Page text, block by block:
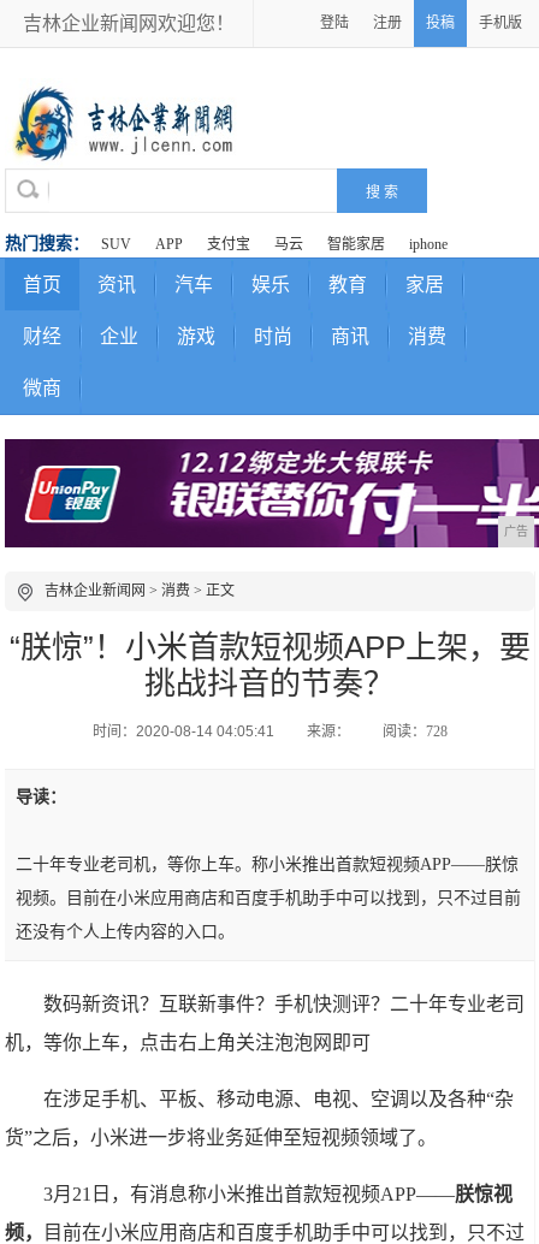
吉林企业新闻网欢迎您！ 登陆 注册 投稿 手机版
热门搜索： SUV APP 支付宝 马云 智能家居 iphone
首页 资讯 汽车 娱乐 教育 家居
财经 企业 游戏 时尚 商讯 消费
微商
广告
吉林企业新闻网 >消费 > 正文
“朕惊”！小米首款短视频APP上架，要
挑战抖音的节奏？
时间：2020-08-14 04:05:41 来源： 阅读：728
导读：
二十年专业老司机，等你上车。称小米推出首款短视频APP——朕惊
视频。目前在小米应用商店和百度手机助手中可以找到，只不过目前
还没有个人上传内容的入口。
数码新资讯？互联新事件？手机快测评？二十年专业老司
机，等你上车，点击右上角关注泡泡网即可
在涉足手机、平板、移动电源、电视、空调以及各种“杂
货”之后，小米进一步将业务延伸至短视频领域了。
3月21日，有消息称小米推出首款短视频APP——朕惊视
频，
目前在小米应用商店和百度手机助手中可以找到，只不过